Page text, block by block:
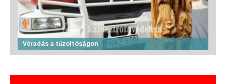
Véradás a tűzoltóságon